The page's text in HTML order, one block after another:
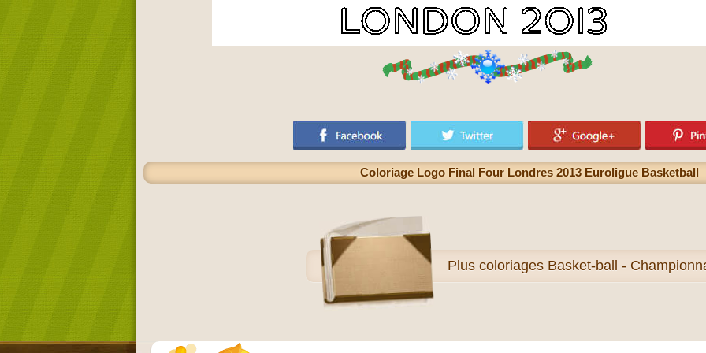
Coloriage Logo Final Four Londres 2013 Euroligue Basketball
Plus coloriages Basket-ball -